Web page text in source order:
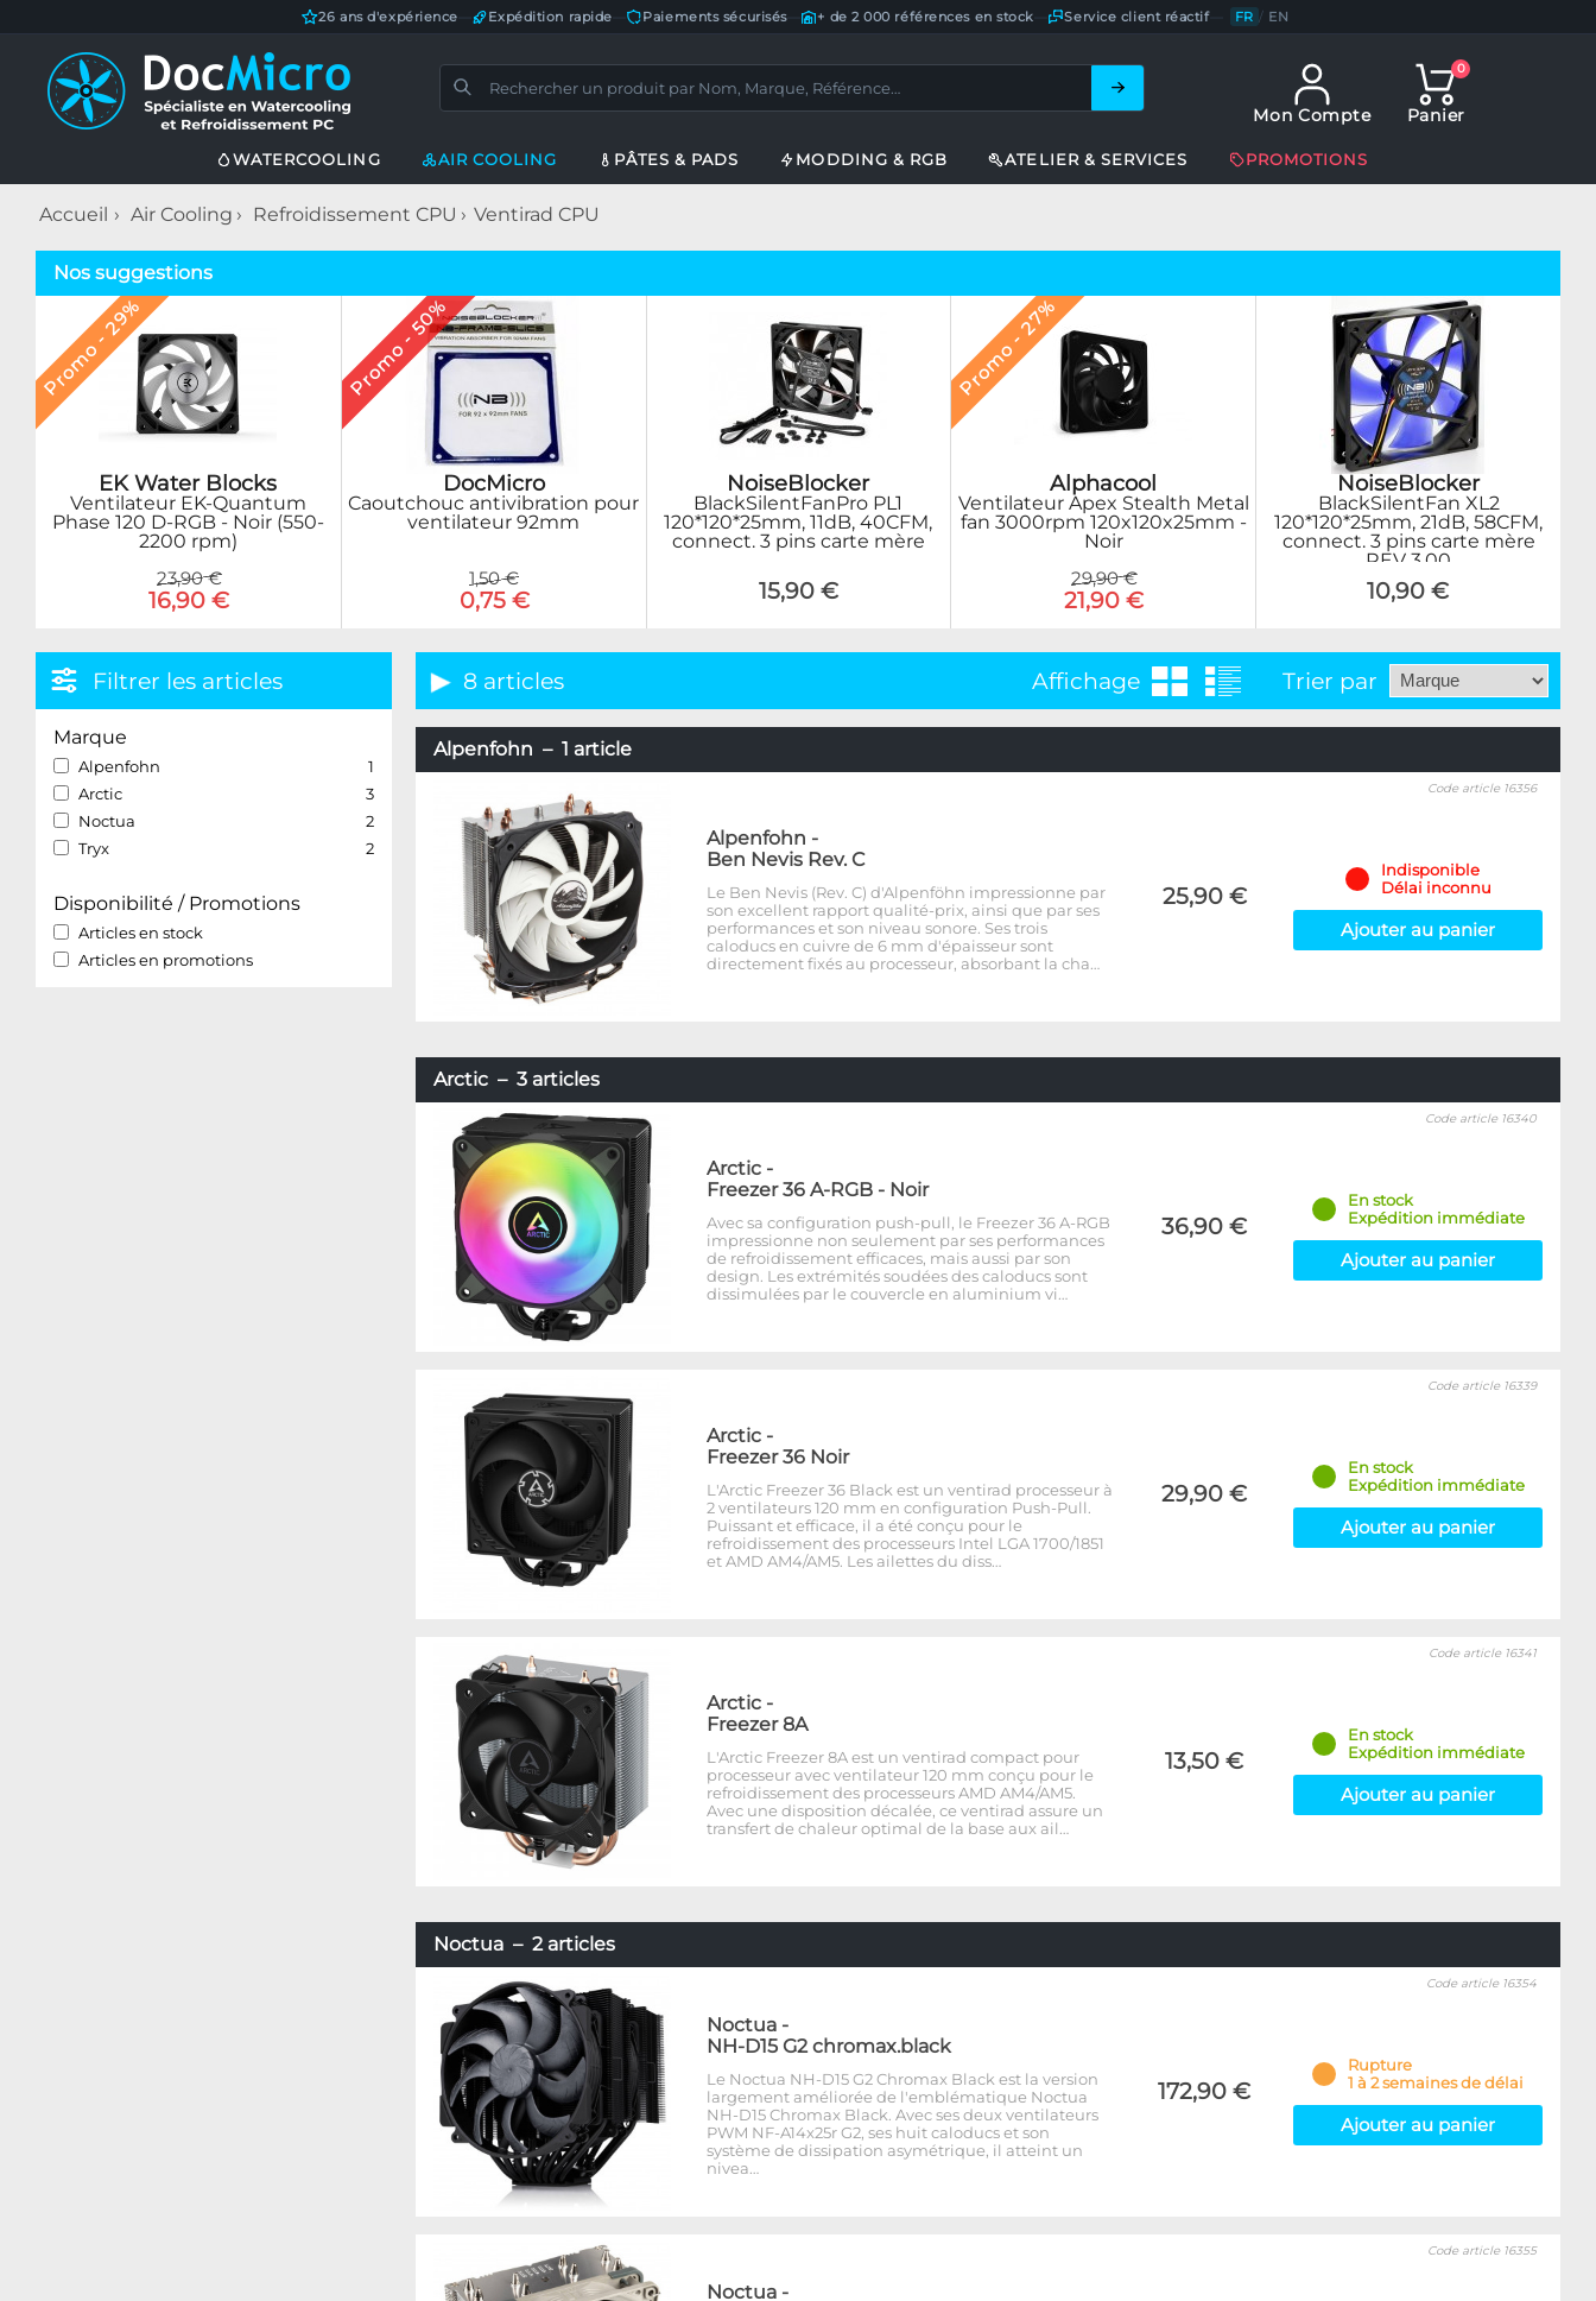
26 ans d'expérience Expédition rapide Paiements sécurisés— + de 2 000 références en stock Service client réactif— FR / EN
Mon Compte
0
Panier
WATERCOOLING AIR COOLING PÂTES & PADS MODDING & RGB ATELIER & SERVICES PROMOTIONS
Accueil Air Cooling Refroidissement CPU Ventirad CPU
Nos suggestions
Promo - 29%
EK Water Blocks
Ventilateur EK-Quantum
Phase 120 D-RGB - Noir (550-
2200 rpm)
23,90 €
16,90 €
Promo - 50%
DocMicro
Caoutchouc antivibration pour
ventilateur 92mm
1,50 €
0,75 €
NoiseBlocker
BlackSilentFanPro PL1
120*120*25mm, 11dB, 40CFM,
connect. 3 pins carte mère
15,90 €
Promo - 27%
Alphacool
Ventilateur Apex Stealth Metal
fan 3000rpm 120x120x25mm -
Noir
29,90 €
21,90 €
NoiseBlocker
BlackSilentFan XL2
120*120*25mm, 21dB, 58CFM,
connect. 3 pins carte mère
REV 3.00
10,90 €
Filtrer les articles
Marque
Alpenfohn
1
Arctic
3
Noctua
2
Tryx
2
Disponibilité / Promotions
Articles en stock
Articles en promotions
8 articles Affichage Trier par
Alpenfohn – 1 article
Alpenfohn -
Ben Nevis Rev. C
Le Ben Nevis (Rev. C) d'Alpenföhn impressionne par
son excellent rapport qualité-prix, ainsi que par ses
performances et son niveau sonore. Ses trois
caloducs en cuivre de 6 mm d'épaisseur sont
directement fixés au processeur, absorbant la cha…
25,90 €
Code article 16356
Indisponible
Délai inconnu
Ajouter au panier
Arctic – 3 articles
Arctic -
Freezer 36 A-RGB - Noir
Avec sa configuration push-pull, le Freezer 36 A-RGB
impressionne non seulement par ses performances
de refroidissement efficaces, mais aussi par son
design. Les extrémités soudées des caloducs sont
dissimulées par le couvercle en aluminium vi…
36,90 €
Code article 16340
En stock
Expédition immédiate
Ajouter au panier
Arctic -
Freezer 36 Noir
L'Arctic Freezer 36 Black est un ventirad processeur à
2 ventilateurs 120 mm en configuration Push-Pull.
Puissant et efficace, il a été conçu pour le
refroidissement des processeurs Intel LGA 1700/1851
et AMD AM4/AM5. Les ailettes du diss…
29,90 €
Code article 16339
En stock
Expédition immédiate
Ajouter au panier
Arctic -
Freezer 8A
L'Arctic Freezer 8A est un ventirad compact pour
processeur avec ventilateur 120 mm conçu pour le
refroidissement des processeurs AMD AM4/AM5.
Avec une disposition décalée, ce ventirad assure un
transfert de chaleur optimal de la base aux ail…
13,50 €
Code article 16341
En stock
Expédition immédiate
Ajouter au panier
Noctua – 2 articles
Noctua -
NH-D15 G2 chromax.black
Le Noctua NH-D15 G2 Chromax Black est la version
largement améliorée de l'emblématique Noctua
NH-D15 Chromax Black. Avec ses deux ventilateurs
PWM NF-A14x25r G2, ses huit caloducs et son
système de dissipation asymétrique, il atteint un
nivea…
172,90 €
Code article 16354
Rupture
1 à 2 semaines de délai
Ajouter au panier
Noctua -
Code article 16355